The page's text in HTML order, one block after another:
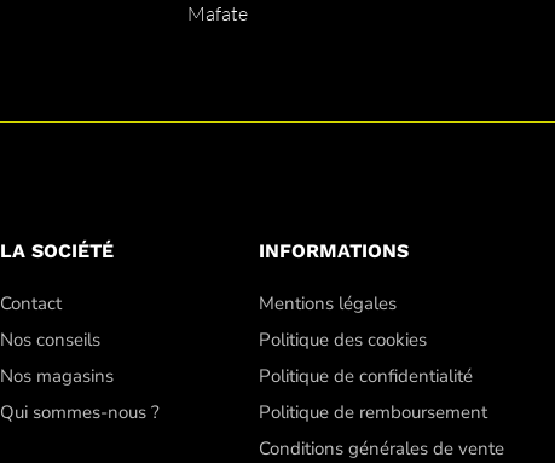
Mafate
LA SOCIÉTÉ
Contact
Nos conseils
Nos magasins
Qui sommes-nous ?
INFORMATIONS
Mentions légales
Politique des cookies
Politique de confidentialité
Politique de remboursement
Conditions générales de vente